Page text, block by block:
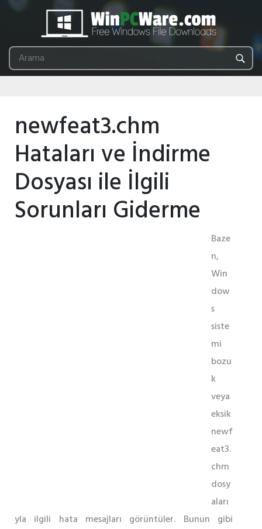
newfeat3.chm
Hataları ve İndirme
Dosyası ile İlgili
Sorunları Giderme
Baze
n,
Win
dow
s
siste
mi
bozu
k
veya
eksik
newf
eat3.
chm
dosy
aları
yla ilgili hata mesajları görüntüler. Bunun gibi